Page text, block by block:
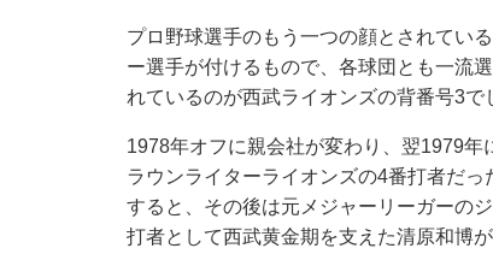
プロ野球選手のもう一つの顔とされてい
ー選手が付けるもので、各球団とも一流
れているのが西武ライオンズの背番号3で
1978年オフに親会社が変わり、翌1979
ラウンライターライオンズの4番打者だ
すると、その後は元メジャーリーガーの
打者として西武黄金期を支えた清原和博